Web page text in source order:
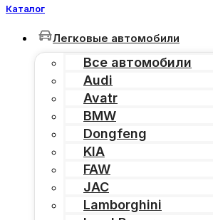
Каталог
Легковые автомобили
Все автомобили
Audi
Avatr
BMW
Dongfeng
KIA
FAW
JAC
Lamborghini